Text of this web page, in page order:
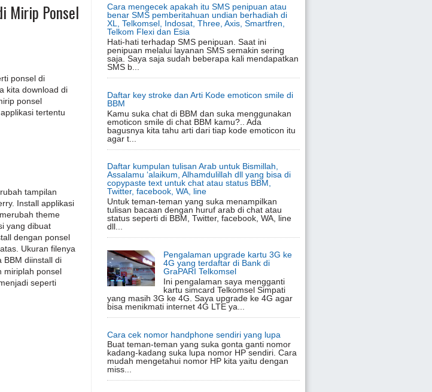
Mirip Ponsel
ponsel di
kita download di
ponsel
tertentu
tampilan
Install applikasi
theme
yang dibuat
dengan ponsel
Ukuran filenya
BBM diinstall di
miriplah ponsel
seperti
Cara mengecek apakah itu SMS penipuan atau
benar SMS pemberitahuan undian berhadiah di
XL, Telkomsel, Indosat, Three, Axis, Smartfren,
Telkom Flexi dan Esia
Hati-hati terhadap SMS penipuan. Saat ini
penipuan melalui layanan SMS semakin sering
saja. Saya saja sudah beberapa kali mendapatkan
SMS b...
Daftar key stroke dan Arti Kode emoticon smile di
BBM
Kamu suka chat di BBM dan suka menggunakan
emoticon smile di chat BBM kamu?.. Ada
bagusnya kita tahu arti dari tiap kode emoticon itu
agar t...
Daftar kumpulan tulisan Arab untuk Bismillah,
Assalamu ‘alaikum, Alhamdulillah dll yang bisa di
copypaste text untuk chat atau status BBM,
Twitter, facebook, WA, line
Untuk teman-teman yang suka menampilkan
tulisan bacaan dengan huruf arab di chat atau
status seperti di BBM, Twitter, facebook, WA, line
dll...
Pengalaman upgrade kartu 3G ke
4G yang terdaftar di Bank di
GraPARI Telkomsel
Ini pengalaman saya mengganti
kartu simcard Telkomsel Simpati
yang masih 3G ke 4G. Saya upgrade ke 4G agar
bisa menikmati internet 4G LTE ya...
Cara cek nomor handphone sendiri yang lupa
Buat teman-teman yang suka gonta ganti nomor
kadang-kadang suka lupa nomor HP sendiri. Cara
mudah mengetahui nomor HP kita yaitu dengan
miss...